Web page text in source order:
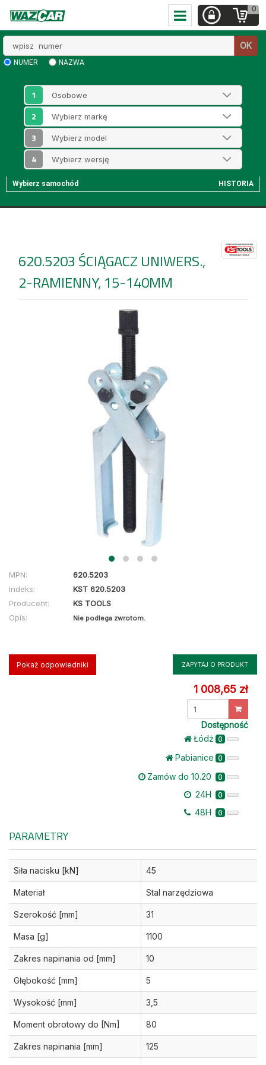
0
numer
OK
NUMER NAZWA
1
2
3
4
Wybierz samochód HISTORIA
620.5203 ŚCIĄGACZ UNIWERS.,
2-RAMIENNY, 15-140MM
MPN:
620.5203
Indeks:
KST 620.5203
Producent:
KS TOOLS
Opis:
Nie podlega zwrotom.
Pokaż odpowiedniki ZAPYTAJ O PRODUKT
1 008,65 zł
Dostępność
Łódż 0
Pabianice 0
Zamów do 10.20 0
24H 0
48H 0
PARAMETRY
Siła nacisku [kN] 45
Materiał Stal narzędziowa
Szerokość [mm] 31
Masa [g] 1100
Zakres napinania od [mm] 10
Głębokość [mm] 5
Wysokość [mm] 3,5
Moment obrotowy do [Nm] 80
Zakres napinania [mm] 125